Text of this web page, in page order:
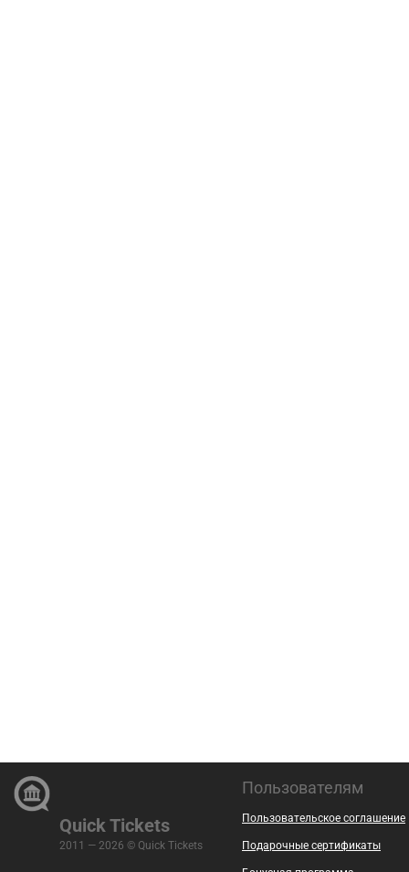
Quick Tickets
2011 — 2026 © Quick Tickets
Пользователям
Пользовательское соглашение
Подарочные сертификаты